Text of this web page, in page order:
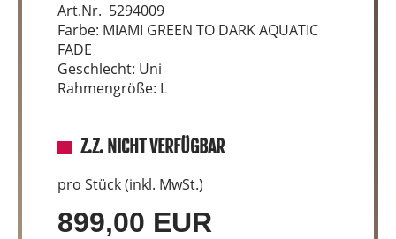
Art.Nr. 5294009
Farbe: MIAMI GREEN TO DARK AQUATIC
FADE
Geschlecht: Uni
Rahmengröße: L
Z.Z. NICHT VERFÜGBAR
pro Stück (inkl. MwSt.)
899,00 EUR